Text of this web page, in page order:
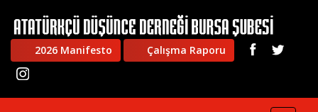
2026 Manifesto Çalışma Raporu